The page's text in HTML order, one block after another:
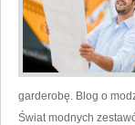
garderobę. Blog o
Świat modnych